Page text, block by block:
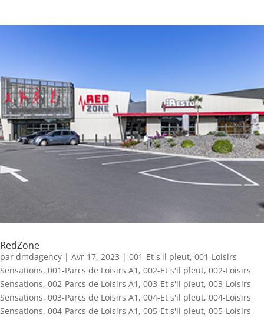
RedZone
par dmdagency | Avr 17, 2023 | 001-Et s'il pleut, 001-Loisirs
Sensations, 001-Parcs de Loisirs A1 , 002-Et s'il pleut, 002-Loisirs
Sensations, 002-Parcs de Loisirs A1 , 003-Et s'il pleut, 003-Loisirs
Sensations, 003-Parcs de Loisirs A1 , 004-Et s'il pleut, 004-Loisirs
Sensations, 004-Parcs de Loisirs A1 , 005-Et s'il pleut, 005-Loisirs